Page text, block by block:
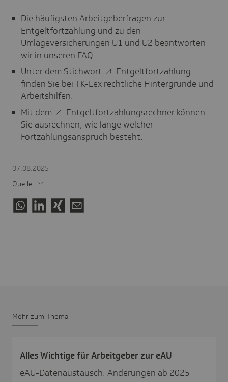
Die häufigsten Arbeitgeberfragen zur
Entgeltfortzahlung und zu den
Umlageversicherungen U1 und U2 beantworten
wir in unseren FAQ.
Unter dem Stichwort
Entgeltfortzahlung
finden Sie bei TK-Lex rechtliche Hintergründe und
Arbeitshilfen.
Mit dem
Entgeltfortzahlungsrechnerkönnen
Sie ausrechnen, wie lange welcher
Fortzahlungsanspruch besteht.
07.08.2025
Quelle
Mehr zum Thema
Alles Wich­tige für Arbeit­geber zur eAU
eAU-Datenaustausch: Änderungen ab 2025